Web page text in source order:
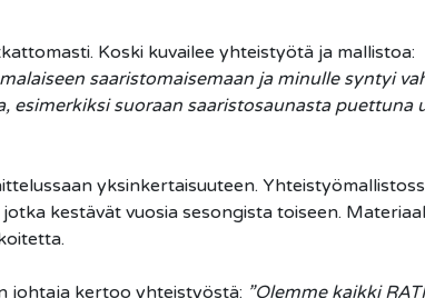
Koski kuvailee yhteistyötä ja mallistoa:
saaristomaisemaan ja minulle syntyi
esimerkiksi suoraan saaristosaunasta puettuna
yksinkertaisuuteen.
kestävät vuosia sesongista toiseen.
johtaja kertoo yhteistyöstä: ”Olemme kaikki